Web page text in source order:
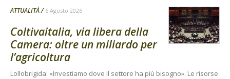
ATTUALITÀ 6 Agosto 2026
Coltivaitalia, via libera della
Camera: oltre un miliardo per
l’agricoltura
Lollobrigida: «Investiamo dove il settore ha più bisogno». Le risorse